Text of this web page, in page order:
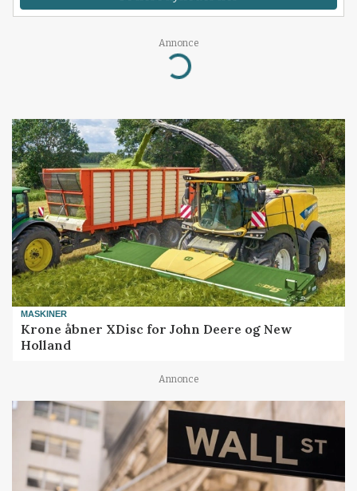
Annonce
Loading...
MASKINER
Krone åbner XDisc for John Deere og New
Holland
Annonce